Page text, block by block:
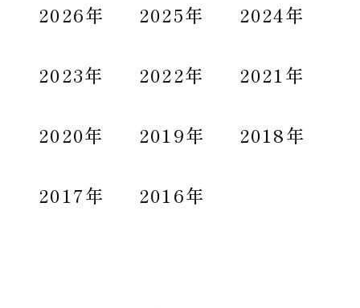
2026年 2025年 2024年
2023年 2022年 2021年
2020年 2019年 2018年
2017年 2016年